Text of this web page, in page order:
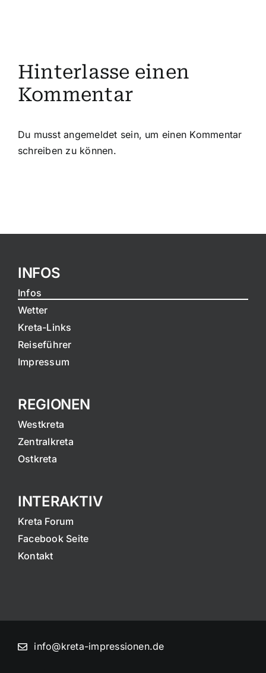
Hinterlasse einen
Kommentar
Du musstangemeldet sein, um einen Kommentar
schreiben zu können.
INFOS
Infos
Wetter
Kreta-Links
Reiseführer
Impressum
REGIONEN
Westkreta
Zentralkreta
Ostkreta
INTERAKTIV
Kreta Forum
Facebook Seite
Kontakt
info@kreta-impressionen.de